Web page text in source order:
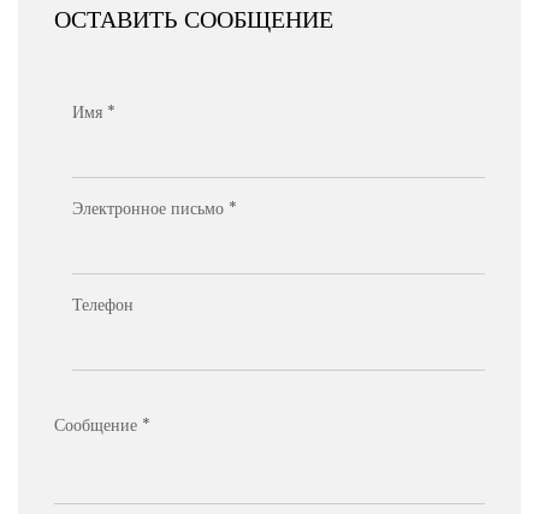
ОСТАВИТЬ СООБЩЕНИЕ
Имя *
Электронное письмо *
Телефон
Сообщение *